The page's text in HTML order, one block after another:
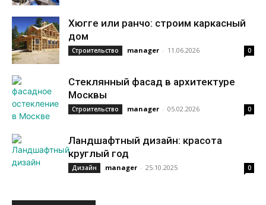
Хюгге или ранчо: строим каркасный
дом
Строительство manager - 11.06.2026 0
Стеклянный фасад в архитектуре
Москвы
Строительство manager - 05.02.2026 0
Ландшафтный дизайн: красота
круглый год
Дизайн manager - 25.10.2025 0